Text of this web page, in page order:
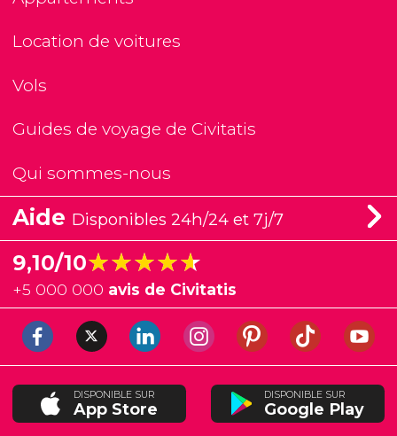
Location de voitures
Vols
Guides de voyage de Civitatis
Qui sommes-nous
Aide Disponibles 24h/24 et 7j/7
9,10/10★★★★★
★★★★★
+5 000 000 avis de Civitatis
DISPONIBLE SUR
App Store
DISPONIBLE SUR
Google Play